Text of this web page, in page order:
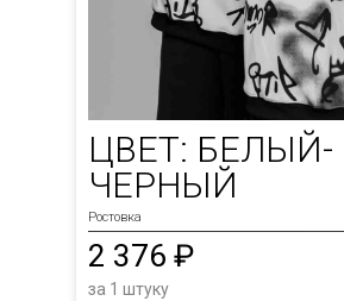
ЦВЕТ: БЕЛЫЙ-
ЧЕРНЫЙ
Ростовка
2 376 ₽
за 1 штуку